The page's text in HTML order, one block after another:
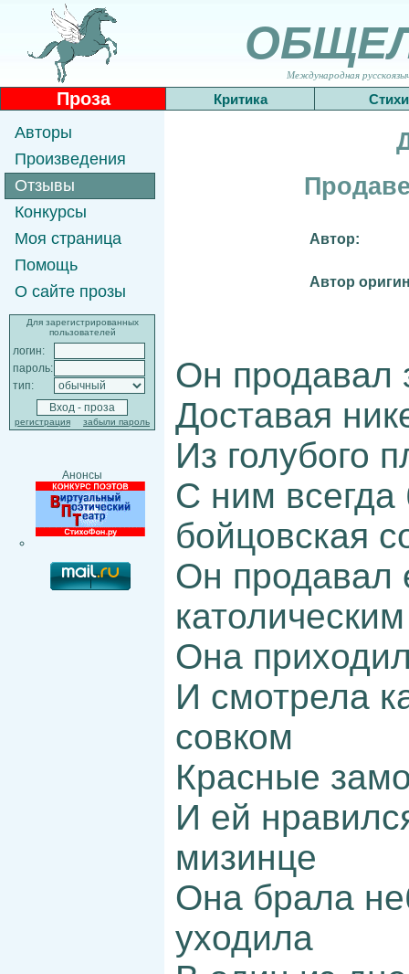
Международная
Проза Критика Стихи
Авторы
Произведения
Отзывы
Конкурсы
Моя страница
Помощь
О сайте прозы
Для зарегистрированных
пользователей
логин:
пароль:
тип:
регистрация забыли пароль
Анонсы
Автор:
Автор
Он продавал
Доставая
Из голубого
С ним
бойцовская
Он продавал
Она
И смотрела
совком
Красные
И ей
мизинце
Она брала
уходила